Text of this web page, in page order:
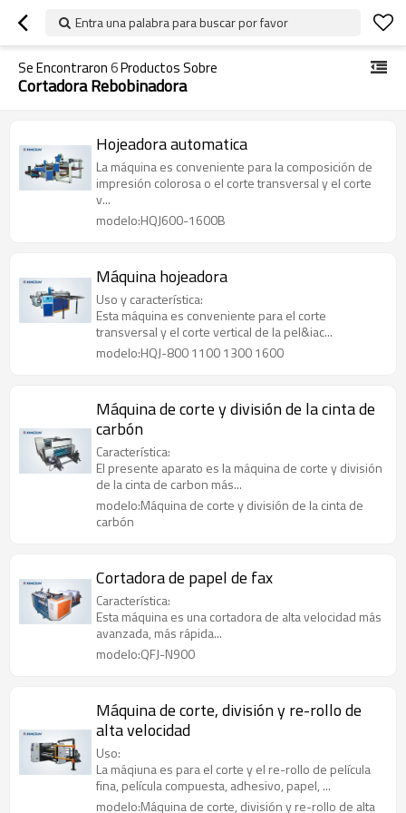
Entra una palabra para buscar por favor
Se Encontraron6Productos Sobre
Cortadora Rebobinadora
Hojeadora automatica
La máquina es conveniente para la composición de
impresión colorosa o el corte transversal y el corte
v...
modelo:HQJ600-1600B
Máquina hojeadora
Uso y característica:
Esta máquina es conveniente para el corte
transversal y el corte vertical de la pel&iac...
modelo:HQJ-800 1100 1300 1600
Máquina de corte y división de la cinta de
carbón
Característica:
El presente aparato es la máquina de corte y división
de la cinta de carbon más...
modelo:Máquina de corte y división de la cinta de
carbón
Cortadora de papel de fax
Característica:
Esta máquina es una cortadora de alta velocidad más
avanzada, más rápida...
modelo:QFJ-N900
Máquina de corte, división y re-rollo de
alta velocidad
Uso:
La máqiuna es para el corte y el re-rollo de película
fina, película compuesta, adhesivo, papel, ...
modelo:Máquina de corte, división y re-rollo de alta